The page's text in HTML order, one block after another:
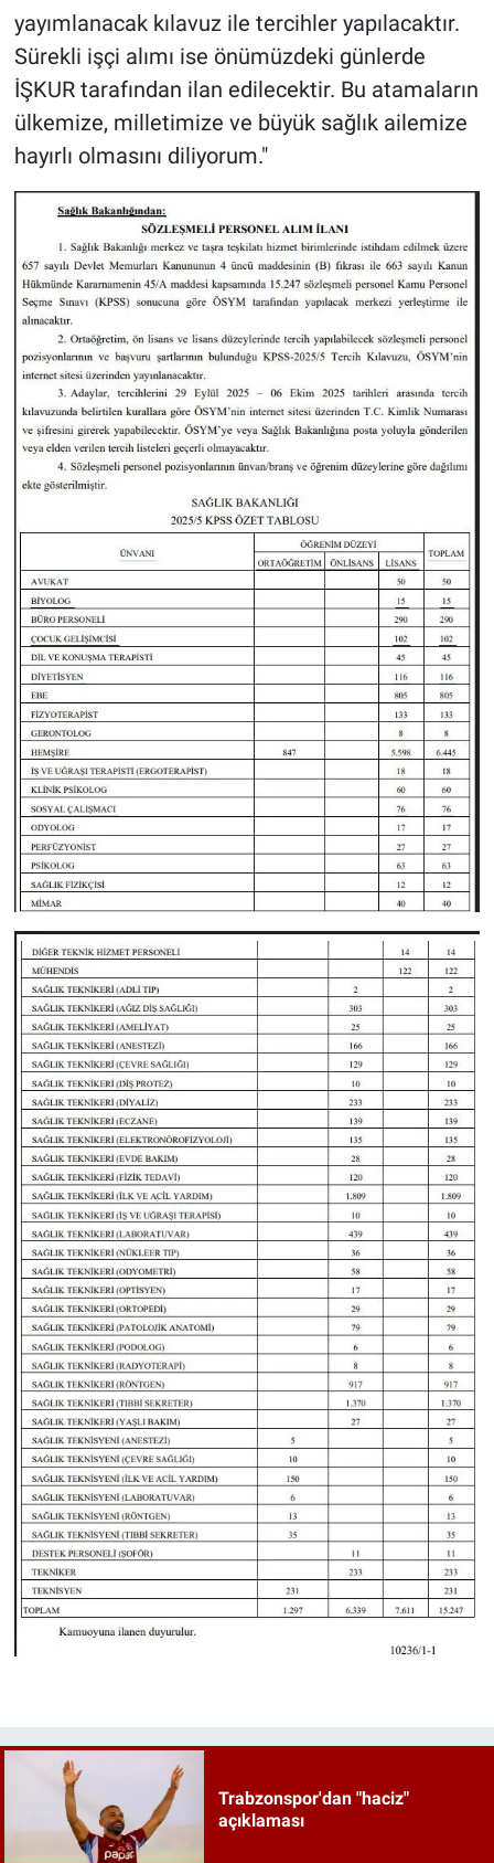
yayımlanacak kılavuz ile tercihler yapılacaktır.
Sürekli işçi alımı ise önümüzdeki günlerde
İŞKUR tarafından ilan edilecektir. Bu atamaların
ülkemize, milletimize ve büyük sağlık ailemize
hayırlı olmasını diliyorum."
Trabzonspor'dan "haciz"
açıklaması